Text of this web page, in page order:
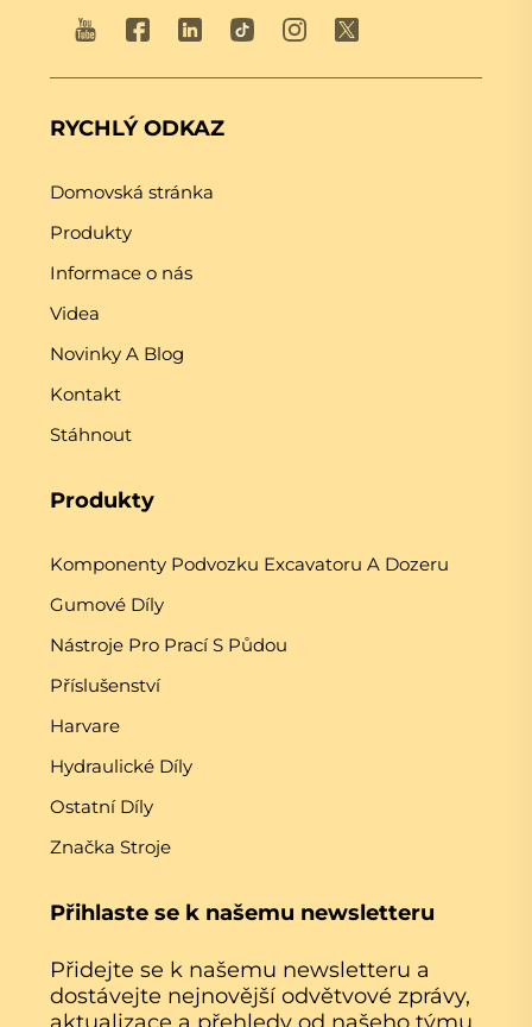
RYCHLÝ ODKAZ
Domovská stránka
Produkty
Informace o nás
Videa
Novinky A Blog
Kontakt
Stáhnout
Produkty
Komponenty Podvozku Excavatoru A Dozeru
Gumové Díly
Nástroje Pro Prací S Půdou
Příslušenství
Harvare
Hydraulické Díly
Ostatní Díly
Značka Stroje
Přihlaste se k našemu newsletteru
Přidejte se k našemu newsletteru a
dostávejte nejnovější odvětvové zprávy,